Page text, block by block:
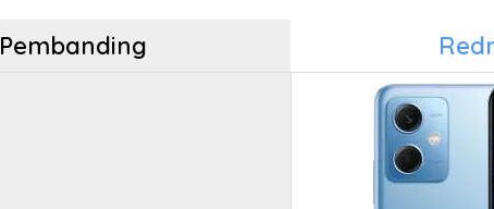
Pembanding